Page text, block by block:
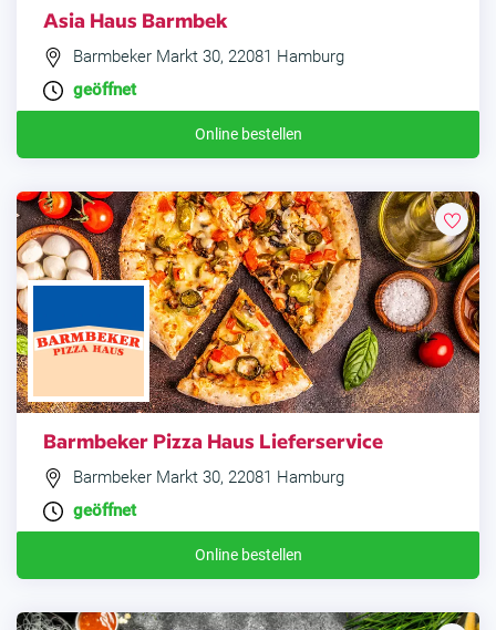
Asia Haus Barmbek
Barmbeker Markt 30, 22081 Hamburg
geöffnet
Online bestellen
Barmbeker Pizza Haus Lieferservice
Barmbeker Markt 30, 22081 Hamburg
geöffnet
Online bestellen